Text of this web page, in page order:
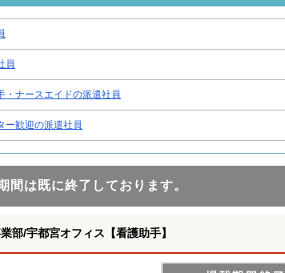
員
・ナースエイドの派遣社員
ー歓迎の派遣社員
間は既に終了しております。
部/宇都宮オフィス【看護助手】